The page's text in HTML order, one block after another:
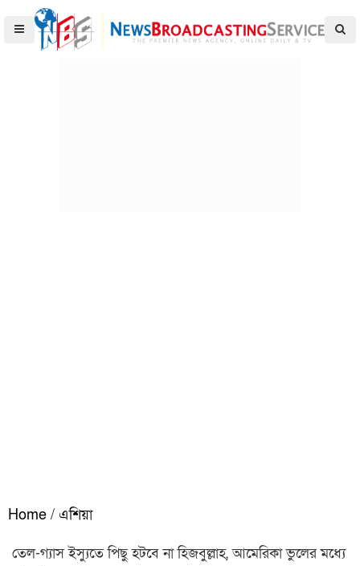
Home / এশিয়া
তেল-গ্যাস ইস্যুতে পিছু হটবে না হিজবুল্লাহ, আমেরিকা ভুলের মধ্যে